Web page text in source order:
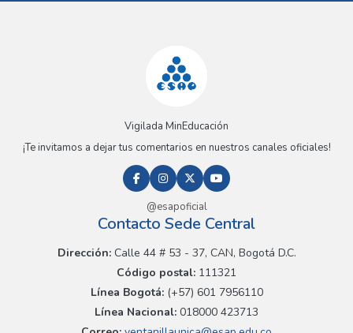
Vigilada MinEducación
¡Te invitamos a dejar tus comentarios en nuestros canales oficiales!
@esapoficial
Contacto Sede Central
Dirección:Calle 44 # 53 - 37, CAN, Bogotá D.C.
Código postal: 111321
Línea Bogotá:(+57) 601 7956110
Línea Nacional: 018000 423713